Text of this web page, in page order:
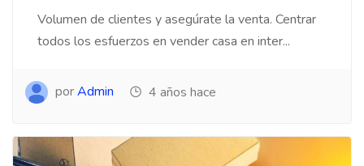
Volumen de clientes y asegúrate la venta. Centrar
todos los esfuerzos en vender casa en inter...
porAdmin 4 años hace